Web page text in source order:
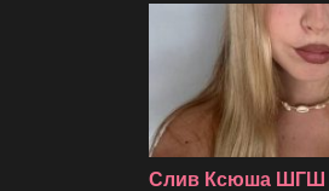
Слив Ксюша ШГШ